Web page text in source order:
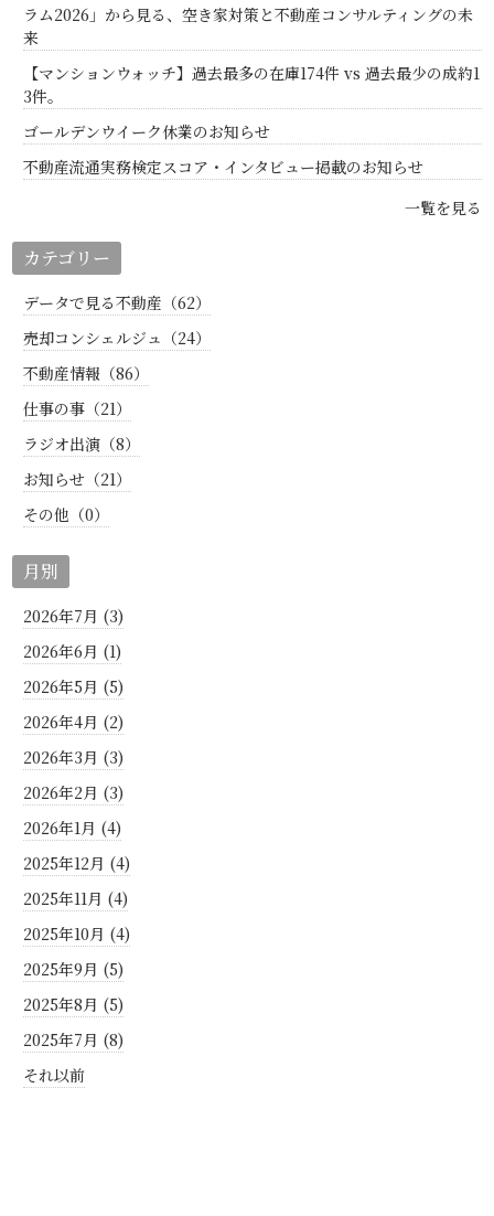
ラム2026」から見る、空き家対策と不動産コンサルティングの未
来
【マンションウォッチ】過去最多の在庫174件 vs 過去最少の成約1
3件。
ゴールデンウイーク休業のお知らせ
不動産流通実務検定スコア・インタビュー掲載のお知らせ
一覧を見る
カテゴリー
データで見る不動産（62）
売却コンシェルジュ（24）
不動産情報（86）
仕事の事（21）
ラジオ出演（8）
お知らせ（21）
その他（0）
月別
2026年7月 (3)
2026年6月 (1)
2026年5月 (5)
2026年4月 (2)
2026年3月 (3)
2026年2月 (3)
2026年1月 (4)
2025年12月 (4)
2025年11月 (4)
2025年10月 (4)
2025年9月 (5)
2025年8月 (5)
2025年7月 (8)
それ以前